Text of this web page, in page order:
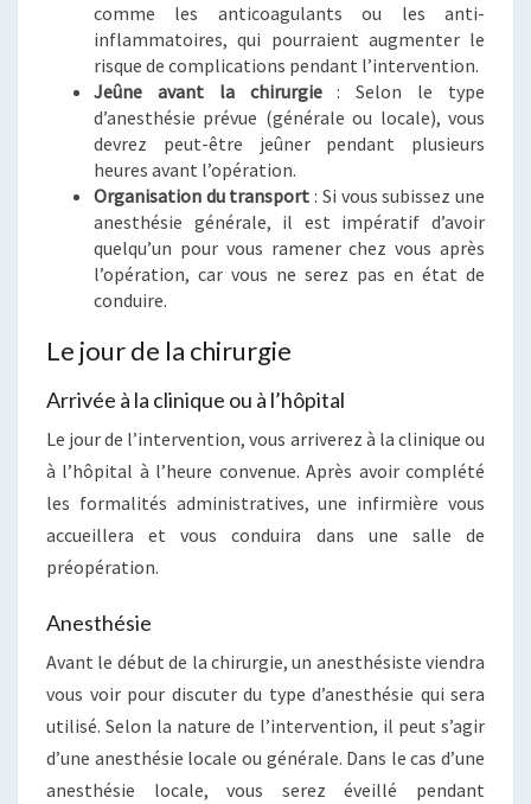
comme les anticoagulants ou les anti-
inflammatoires, qui pourraient augmenter le
risque de complications pendant l’intervention.
Jeûne avant la chirurgie: Selon le type
d’anesthésie prévue (générale ou locale), vous
devrez peut-être jeûner pendant plusieurs
heures avant l’opération.
Organisation du transport : Si vous subissez une
anesthésie générale, il est impératif d’avoir
quelqu’un pour vous ramener chez vous après
l’opération, car vous ne serez pas en état de
conduire.
Le jour de la chirurgie
Arrivée à la clinique ou à l’hôpital
Le jour de l’intervention, vous arriverez à la clinique ou
à l’hôpital à l’heure convenue. Après avoir complété
les formalités administratives, une infirmière vous
accueillera et vous conduira dans une salle de
préopération.
Anesthésie
Avant le début de la chirurgie, un anesthésiste viendra
vous voir pour discuter du type d’anesthésie qui sera
utilisé. Selon la nature de l’intervention, il peut s’agir
d’une anesthésie locale ou générale. Dans le cas d’une
anesthésie locale, vous serez éveillé pendant